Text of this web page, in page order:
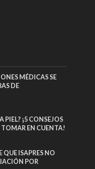
MÉDICAS SE
DE
PIEL? ¡5 CONSEJOS
TOMAR EN CUENTA!
QUE ISAPRES NO
POR